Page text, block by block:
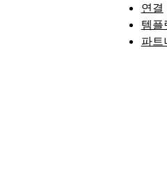
연결
템플
파트